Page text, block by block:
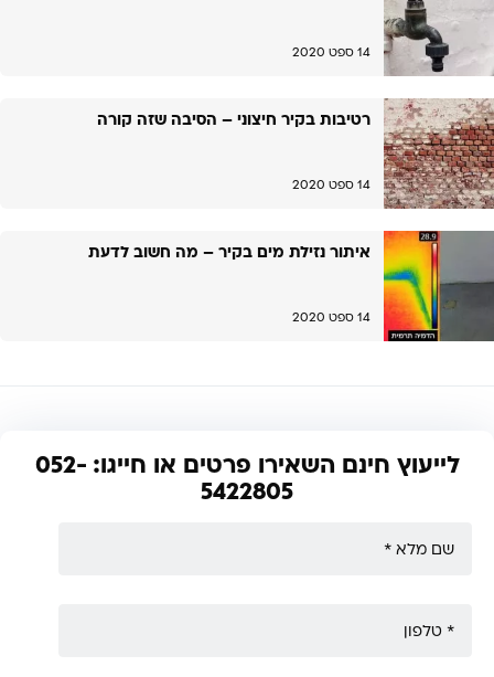
14 ספט 2020
רטיבות בקיר חיצוני – הסיבה שזה קורה
14 ספט 2020
איתור נזילת מים בקיר – מה חשוב לדעת
14 ספט 2020
לייעוץ חינם השאירו פרטים או חייגו: 052-
5422805